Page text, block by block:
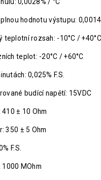
hodnotu výstupu:
teplotní rozsah: -10°C / +40°C
teplot: -20°C / +60°C
0,025% F.S.
budící napětí: 15VDC
± 10 Ohm
350 ± 5 Ohm
F.S.
1000 MOhm